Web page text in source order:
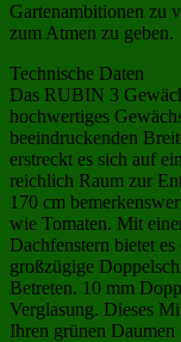
Gartenambitionen zu
zum Atmen zu geben.
Technische Daten
Das RUBIN 3
hochwertiges
beeindruckenden
erstreckt es sich auf
reichlich Raum zur
170 cm
wie Tomaten. Mit
Dachfenstern bietet
großzügige
Betreten. 10 mm
Verglasung. Dieses
Ihren grünen Daumen